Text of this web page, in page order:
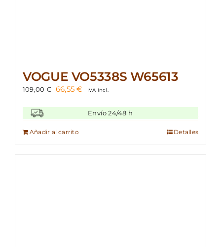
VOGUE VO5338S W65613
109,00€ El
era:
109,00 €.
66,55€El
actual
es:
IVA incl.
Envío 24/48 h
Añadir al carrito Detalles